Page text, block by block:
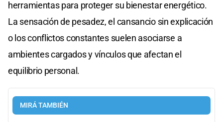
herramientas para proteger su bienestar energético.
La sensación de pesadez, el cansancio sin explicación
o los conflictos constantes suelen asociarse a
ambientes cargados y vínculos que afectan el
equilibrio personal.
MIRÁ TAMBIÉN